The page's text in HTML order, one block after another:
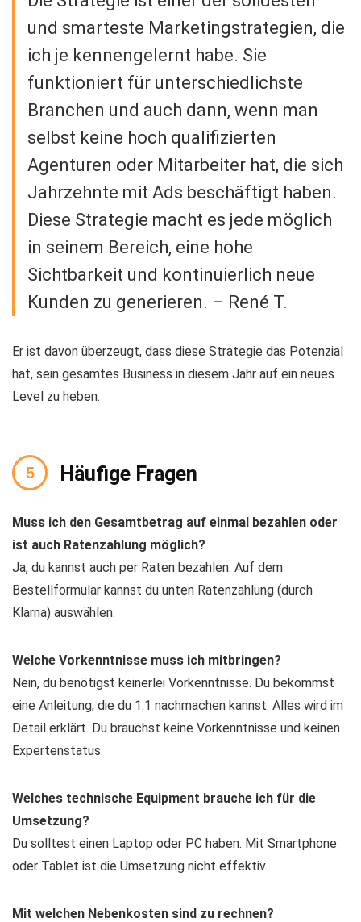
und smarteste Marketingstrategien, die
ich je kennengelernt habe. Sie
funktioniert für unterschiedlichste
Branchen und auch dann, wenn man
selbst keine hoch qualifizierten
Agenturen oder Mitarbeiter hat, die sich
Jahrzehnte mit Ads beschäftigt haben.
Diese Strategie macht es jede möglich
in seinem Bereich, eine hohe
Sichtbarkeit und kontinuierlich neue
Kunden zu generieren. – René T.
Er ist davon überzeugt, dass diese Strategie das Potenzial
hat, sein gesamtes Business in diesem Jahr auf ein neues
Level zu heben.
Häufige Fragen
Muss ich den Gesamtbetrag auf einmal bezahlen oder
ist auch Ratenzahlung möglich?
Ja, du kannst auch per Raten bezahlen. Auf dem
Bestellformular kannst du unten Ratenzahlung (durch
Klarna) auswählen.
Welche Vorkenntnisse muss ich mitbringen?
Nein, du benötigst keinerlei Vorkenntnisse. Du bekommst
eine Anleitung, die du 1:1 nachmachen kannst. Alles wird im
Detail erklärt. Du brauchst keine Vorkenntnisse und keinen
Expertenstatus.
Welches technische Equipment brauche ich für die
Umsetzung?
Du solltest einen Laptop oder PC haben. Mit Smartphone
oder Tablet ist die Umsetzung nicht effektiv.
Mit welchen Nebenkosten sind zu rechnen?